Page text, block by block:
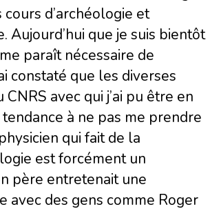
d’archéologie et
Aujourd’hui que je suis bientôt
paraît nécessaire de
constaté que les diverses
CNRS avec qui j’ai pu être en
à ne pas me prendre
qui fait de la
est forcément un
père entretenait une
avec des gens comme Roger